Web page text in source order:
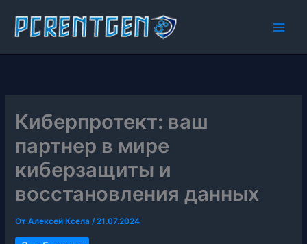
содержимому
Киберпротект: ваш
партнер в мире
киберзащиты и
восстановления данных
ОтАлексей Ксела/21.07.2024